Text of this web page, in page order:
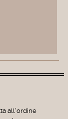
all'ordine